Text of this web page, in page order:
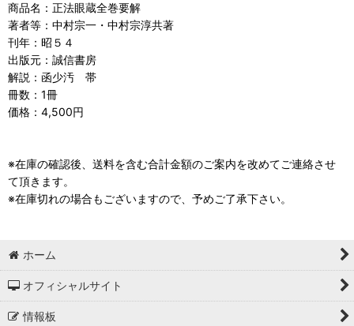
商品名：正法眼蔵全巻要解
著者等：中村宗一・中村宗淳共著
刊年：昭５４
出版元：誠信書房
解説：函少汚 帯
冊数：1冊
価格：4,500円
※在庫の確認後、送料を含む合計金額のご案内を改めてご連絡させ
て頂きます。
※在庫切れの場合もございますので、予めご了承下さい。
ホーム
オフィシャルサイト
情報板